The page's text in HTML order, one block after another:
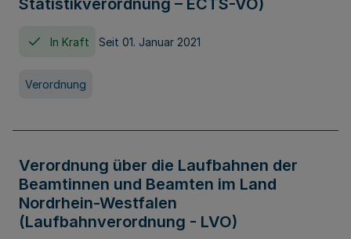
Statistikverordnung – ECTS-VO)
In Kraft Seit 01. Januar 2021
Verordnung
Verordnung über die Laufbahnen der
Beamtinnen und Beamten im Land
Nordrhein-Westfalen
(Laufbahnverordnung - LVO)